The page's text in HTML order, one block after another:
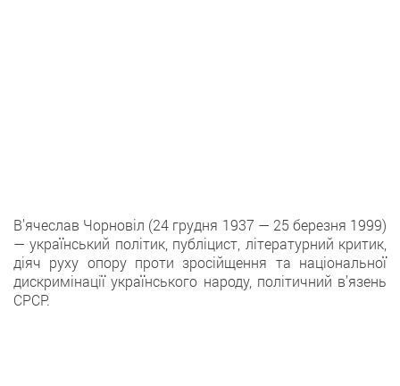
В’ячеслав Чорновіл (24 грудня 1937 — 25 березня 1999)
— український політик, публіцист, літературний критик,
діяч руху опору проти зросійщення та національної
дискримінації українського народу, політичний в’язень
СРСР.